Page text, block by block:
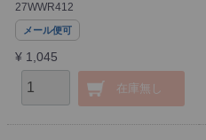
27WWR412
メール便可
¥ 1,045
在庫無し